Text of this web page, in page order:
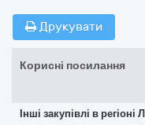
Друкувати
Корисні посилання
Інші закупівлі в